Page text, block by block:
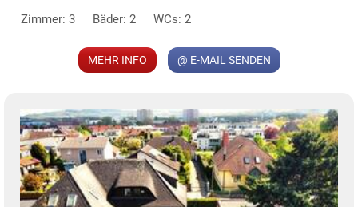
Zimmer: 3
Bäder: 2 WCs: 2
MEHR INFO @ E-MAIL SENDEN